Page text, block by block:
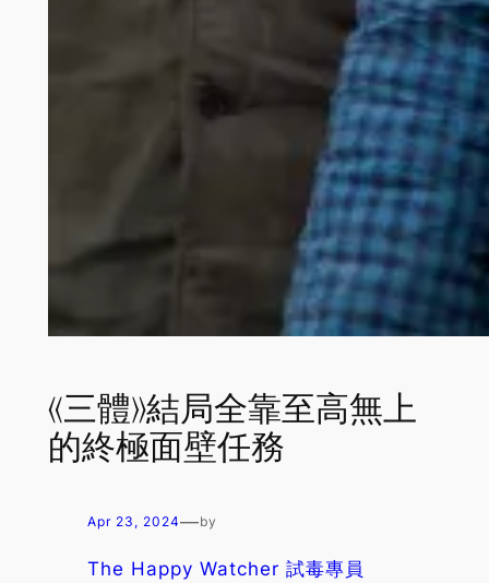
《三體》結局全靠至高無上
的終極面壁任務
Apr 23, 2024—by
The Happy Watcher 試毒專員